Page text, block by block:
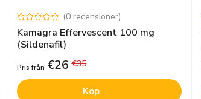
(0 recensioner)
Kamagra Effervescent 100 mg
(Sildenafil)
Pris från €26 €35
Köp